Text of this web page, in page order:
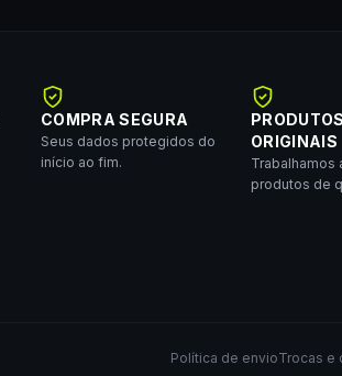
COMPRA SEGURA
Seus dados protegidos do
início ao fim.
PRODUTOS
ORIGINAIS
Trabalhamos
produtos de
Política de envioTrocas e